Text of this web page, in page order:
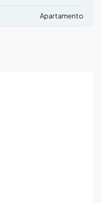
Apartamento